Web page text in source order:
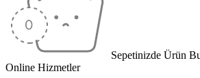
Sepetinizde Ürün
Online Hizmetler